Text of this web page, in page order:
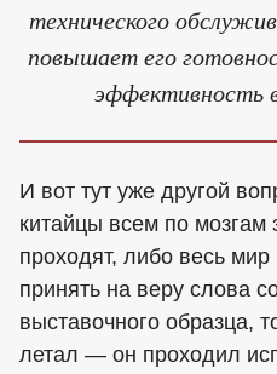
технического
повышает его
эффективность
И вот тут уже другой
китайцы всем по мозгам
проходят, либо весь
принять на веру слова
выставочного образца,
летал — он проходил